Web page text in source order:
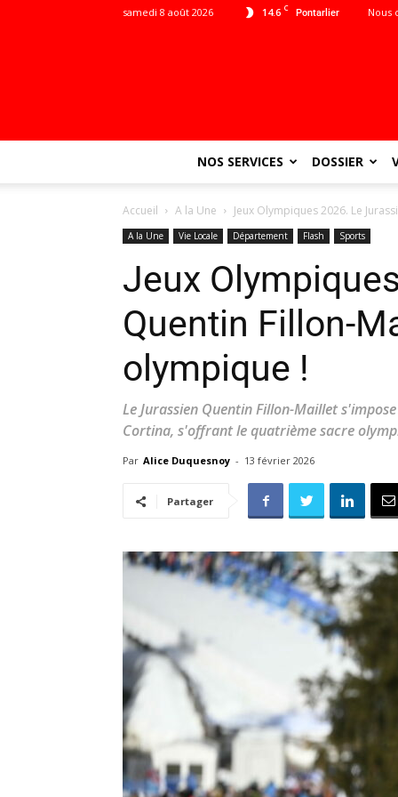
14.6 C Pontarlier
samedi 8 août 2026 Nous
NOS SERVICES DOSSIER
Accueil A la Une Jeux Olympiques 2026. Le
A la Une Vie Locale Département Flash Sports
Jeux
Quentin Fillon-
olympique !
Le Jurassien Quentin Fillon-Maillet
Cortina, s'offrant le quatrième sacre
Par Alice Duquesnoy - 13 février 2026
Partager